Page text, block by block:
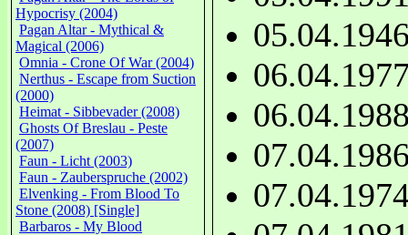
Hypocrisy (2004)
Pagan Altar - Mythical &
Magical (2006)
Omnia - Crone Of War (2004)
Nerthus - Escape from Suction
(2000)
Heimat - Sibbevader (2008)
Ghosts Of Breslau - Peste
(2007)
Faun - Licht (2003)
Faun - Zauberspruche (2002)
Elvenking - From Blood To
Stone (2008) [Single]
Barbaros - My Blood